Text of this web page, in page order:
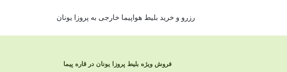
فروش ویژه بلیط پروزا یونان در قاره پیما